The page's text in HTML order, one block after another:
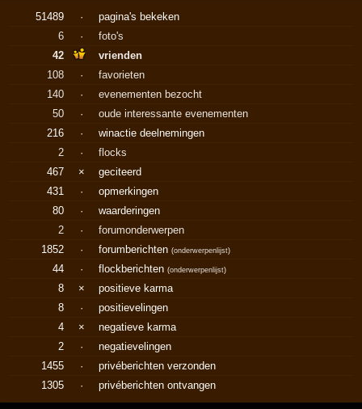
51489 ·
pagina's bekeken
6
·
foto's
42
vrienden
108
·
favorieten
140
·
evenementen bezocht
50
·
oude interessante evenementen
216
·
winactie deelnemingen
2
·
flocks
467
×
geciteerd
431
·
opmerkingen
80
·
waarderingen
2
·
forumonderwerpen
1852
· forumberichten(onderwerpenlijst)
44 · flockberichten(onderwerpenlijst)
8 ×
positieve karma
8
·
positievelingen
4
×
negatieve karma
2
·
negatievelingen
1455
·
privéberichten verzonden
1305
· privéberichten ontvangen